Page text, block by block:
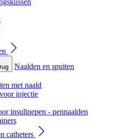
Naalden en spuiten
met naald
injectie
insulinepen - pennaalden
catheters